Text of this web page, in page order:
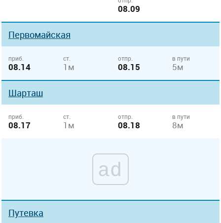
08.09
Первомайская
приб.
08.14
ст.
1м
отпр.
08.15
в пути
5м
Шарташ
приб.
08.17
ст.
1м
отпр.
08.18
в пути
8м
ad
Путевка